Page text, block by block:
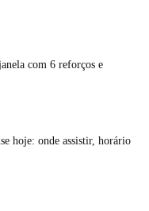
com 6 reforços e
hoje: onde assistir, horário